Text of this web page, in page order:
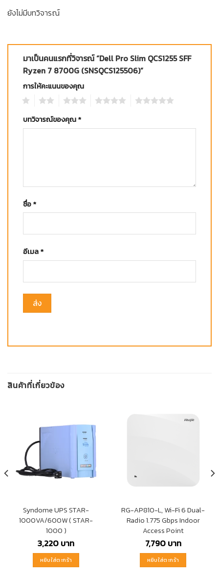
ยังไม่มีบทวิจารณ์
มาเป็นคนแรกที่วิจารณ์ “Dell Pro Slim QCS1255 SFF
Ryzen 7 8700G (SNSQCS125506)”
การให้คะแนนของคุณ
บทวิจารณ์ของคุณ*
ชื่อ*
อีเมล*
สินค้าที่เกี่ยวข้อง
Syndome UPS STAR-
1000VA/600W ( STAR-
1000 )
3,220บาท
หยิบใส่ตะกร้า
RG-AP810-L, Wi-Fi 6 Dual-
Radio 1.775 Gbps Indoor
Access Point
7,790บาท
หยิบใส่ตะกร้า